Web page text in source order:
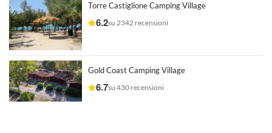
Torre Castiglione Camping Village
6.2su 2342 recensioni
Gold Coast Camping Village
6.7su 430 recensioni